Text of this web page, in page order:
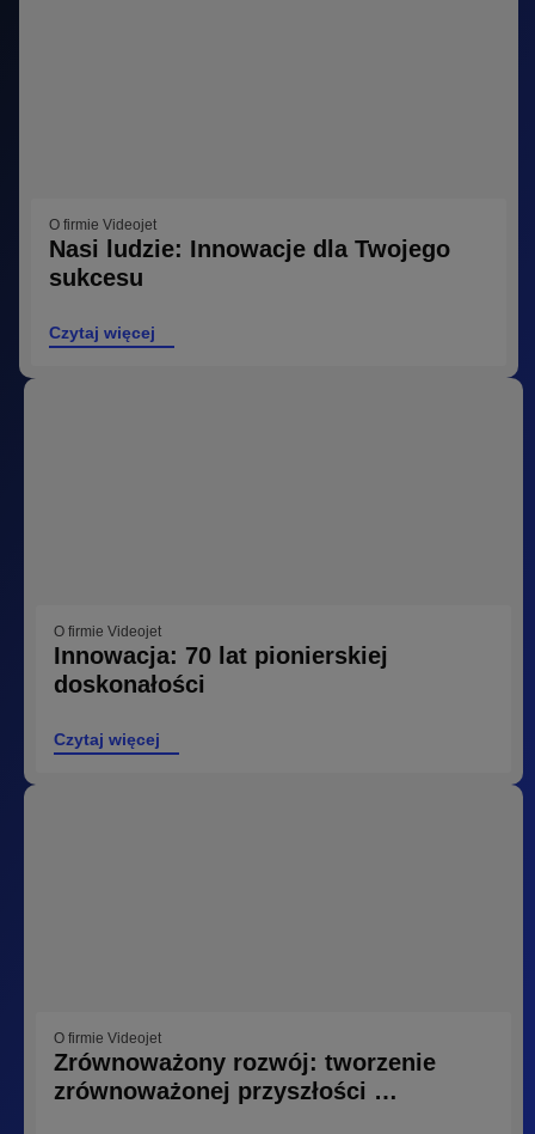
O firmie Videojet
Nasi ludzie: Innowacje dla Twojego
sukcesu
Czytaj więcej
O firmie Videojet
Innowacja: 70 lat pionierskiej
doskonałości
Czytaj więcej
O firmie Videojet
Zrównoważony rozwój: tworzenie
zrównoważonej przyszłości …